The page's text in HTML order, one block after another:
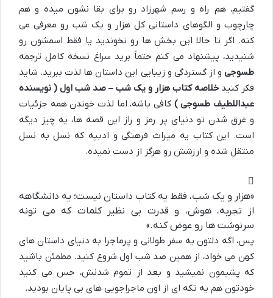
گفتیم، هم راه و رسم شهرزاد رو برای بقا نشون میده و هم
چارچوب و الگوهای داستانی کل هزار و یک شب رو معرفی می
کنه. اگر تا حالا این بخش ها رو نخوندید یا فقط اسمشون رو
شنیدید، پیشنهاد می کنم حتماً برید سراغ نسخه کامل ترجمه
طسوجی و از گستردگی و زیبایی این داستان ها لذت ببرید. شاید
فکر کنید خلاصه کتاب هزار و یک شب – صد شب اول ( نویسنده
عبداللطیف طسوجی ) کافی باشه، اما لذت خوندن همه جزئیات
و غرق شدن تو دنیای پر رمز و راز این قصه ها، یه چیز دیگه
است. این کتاب یه میراث فرهنگی و ادبیه که نسل به نسل
منتقل شده و ارزشش رو هرگز از دست نمیده.
«هزار و یک شب، فقط یه کتاب داستان نیست؛ یه دانشگاهه
از تجربه، هوش، و قدرت بی نظیر کلمات که می تونه
سرنوشت ها رو عوض کنه.»
پس، اگه دلتون یه سفر طولانی و پرماجرا به دنیای داستان های
کهن می خواد، از همین صد شب اول شروع کنید. مطمئن باشید
که پشیمون نمیشید و بعد از تموم شدنش، حس می کنید
خودتون هم یه تکه ای از اون ماجراجویی های بی پایان بودید.